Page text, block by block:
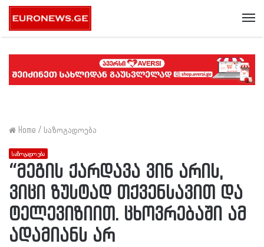
Home / საზოგადოება
საზოგადოება
“მეგის ქარდავა ვინ არის,
ვიცი ზუსტად თქვენსავით და
ტელევიზიით. ცხოვრებაში ამ
ადამიანს არ